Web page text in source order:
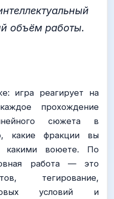
объём работы.
игра реагирует на
прохождение
сюжета в
какие фракции вы
какими воюете. По
работа — это
тегирование,
условий и